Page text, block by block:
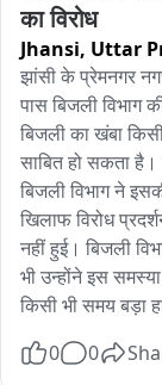
का विरोध
Jhansi, Uttar
झांसी के प्रेमनगर
पास बिजली विभाग
बिजली का खंबा
साबित हो सकता
बिजली विभाग ने
खिलाफ विरोध
नहीं हुई। बिजली
भी उन्होंने इस
किसी भी समय बड़ा
0
0